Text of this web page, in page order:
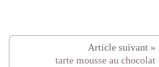
tarte mousse au chocolat